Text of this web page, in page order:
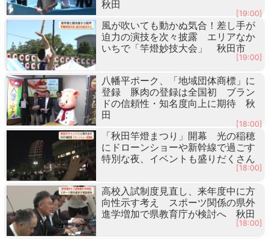
秋田
[19:00]
風が吹いても動かぬ気合！差し手が
迫力の演技を次々披露 エリアなか
いちで「竿燈妙技大会」 秋田市
[19:00]
八幡平ポーク、「地域団体商標」に
登録 豚肉の登録は全国初 ブラン
ドの信頼性・知名度向上に期待 秋
田
[18:00]
「秋田竿燈まつり」開幕 光の稲穂
にドローンショーや新幹線で過ごす
特別な夜、イベントも盛りだくさん
[18:00]
高校入試制度見直し、来年度中に方
向性示す考え スポーツ関係の県外
進学増加で県教育庁が検討へ 秋田
[18:00]